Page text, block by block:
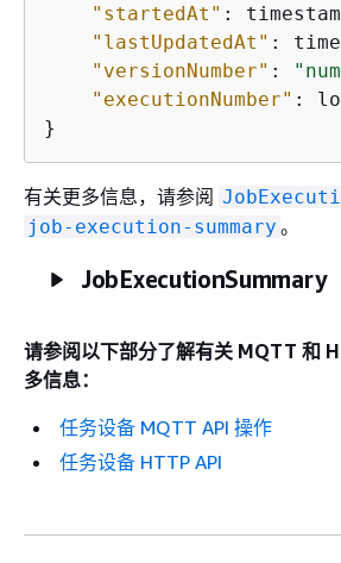
"startedAt" :
"lastUpdatedAt" :
"versionNumber" :
"executionNumber" :
}
有关更多信息，请参阅
job-execution-summary 。
JobExecutionSummary
请参阅以下部分了解有关 MQTT 和
多信息：
任务设备 MQTT API 操作
任务设备 HTTP API